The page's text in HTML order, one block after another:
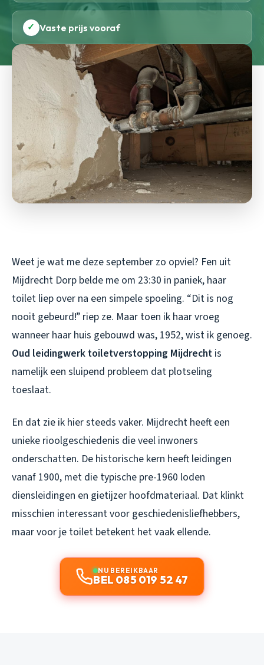
✓ Vaste prijs vooraf
Weet je wat me deze september zo opviel? Fen uit
Mijdrecht Dorp belde me om 23:30 in paniek, haar
toilet liep over na een simpele spoeling. “Dit is nog
nooit gebeurd!” riep ze. Maar toen ik haar vroeg
wanneer haar huis gebouwd was, 1952, wist ik genoeg.
Oud leidingwerk toiletverstopping Mijdrecht is
namelijk een sluipend probleem dat plotseling
toeslaat.
En dat zie ik hier steeds vaker. Mijdrecht heeft een
unieke rioolgeschiedenis die veel inwoners
onderschatten. De historische kern heeft leidingen
vanaf 1900, met die typische pre-1960 loden
diensleidingen en gietijzer hoofdmateriaal. Dat klinkt
misschien interessant voor geschiedenisliefhebbers,
maar voor je toilet betekent het vaak ellende.
NU BEREIKBAAR
BEL 085 019 52 47